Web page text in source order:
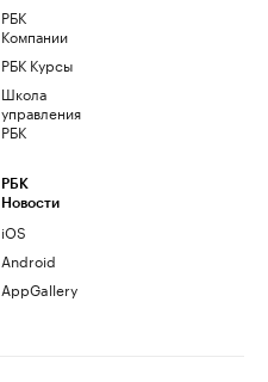
РБК
Компании
РБК Курсы
Школа
управления
РБК
РБК
Новости
iOS
Android
AppGallery